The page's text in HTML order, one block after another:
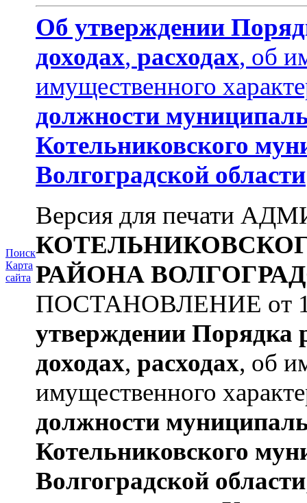
Поиск
Карта
сайта
Об утверждении
доходах, расходах, об
имущественного
должности
Котельниковского
Волгоградской области
Версия для печати
РАЙОНА
ПОСТАНОВЛЕНИЕ от
утверждении Порядка
доходах, расходах, об
имущественного
должности
Котельниковского
Волгоградской области